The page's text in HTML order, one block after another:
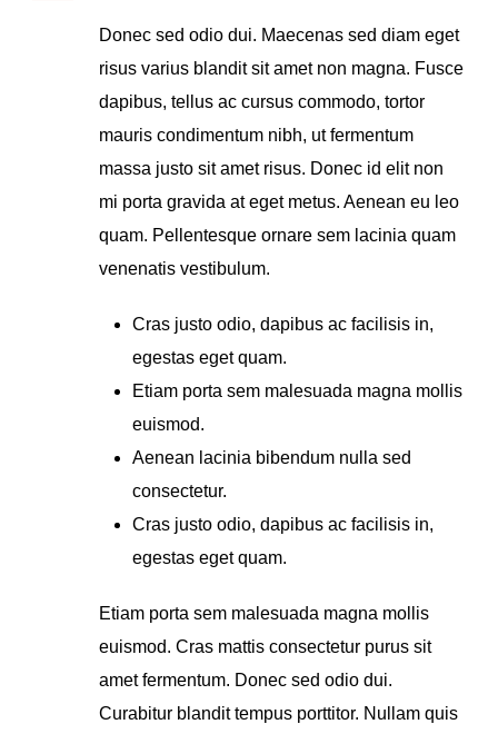
Donec sed odio dui. Maecenas sed diam eget
risus varius blandit sit amet non magna. Fusce
dapibus, tellus ac cursus commodo, tortor
mauris condimentum nibh, ut fermentum
massa justo sit amet risus. Donec id elit non
mi porta gravida at eget metus. Aenean eu leo
quam. Pellentesque ornare sem lacinia quam
venenatis vestibulum.
Cras justo odio, dapibus ac facilisis in,
egestas eget quam.
Etiam porta sem malesuada magna mollis
euismod.
Aenean lacinia bibendum nulla sed
consectetur.
Cras justo odio, dapibus ac facilisis in,
egestas eget quam.
Etiam porta sem malesuada magna mollis
euismod. Cras mattis consectetur purus sit
amet fermentum. Donec sed odio dui.
Curabitur blandit tempus porttitor. Nullam quis